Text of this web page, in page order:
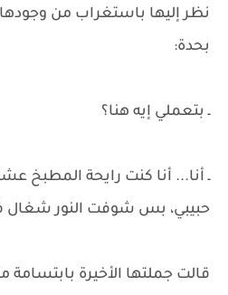
نظر إليها باستغراب من
بحدة:
ـ بتعملي إيه هنا؟
ـ أنا... أنا كنت رايحة المطبخ
حبيبي، بس شوفت النور شغال
قالت جملتها الأخيرة بابتسامة